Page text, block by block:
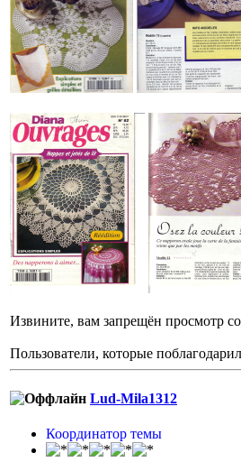
Извините, вам запрещён просмотр
Пользователи, которые
Lud-Mila1312
Координатор темы